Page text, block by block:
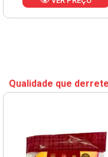
Qualidade que